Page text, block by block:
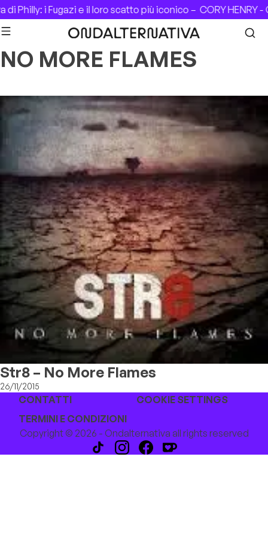
Skip to content
Philly: i Fugazi e il loro scatto più iconico –CORY HENRY -
NO MORE FLAMES
Str8 – No More Flames
26/11/2015
CONTATTI
COOKIE SETTINGS
TERMINI E CONDIZIONI
Copyright © 2026 - Ondalternativa all rights reserved